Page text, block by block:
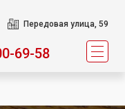
Передовая улица, 59
69-58